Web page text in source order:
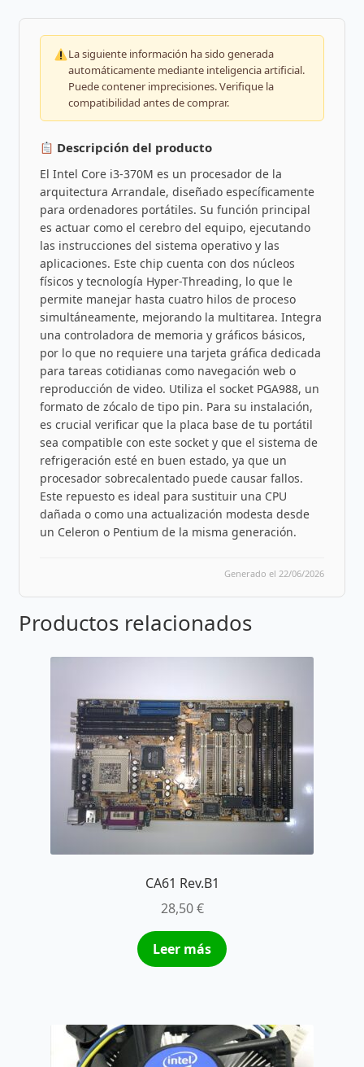
La siguiente información ha sido generada
automáticamente mediante inteligencia artificial.
Puede contener imprecisiones. Verifique la
compatibilidad antes de comprar.
Descripción del producto
El Intel Core i3-370M es un procesador de la
arquitectura Arrandale, diseñado específicamente
para ordenadores portátiles. Su función principal
es actuar como el cerebro del equipo, ejecutando
las instrucciones del sistema operativo y las
aplicaciones. Este chip cuenta con dos núcleos
físicos y tecnología Hyper-Threading, lo que le
permite manejar hasta cuatro hilos de proceso
simultáneamente, mejorando la multitarea. Integra
una controladora de memoria y gráficos básicos,
por lo que no requiere una tarjeta gráfica dedicada
para tareas cotidianas como navegación web o
reproducción de video. Utiliza el socket PGA988, un
formato de zócalo de tipo pin. Para su instalación,
es crucial verificar que la placa base de tu portátil
sea compatible con este socket y que el sistema de
refrigeración esté en buen estado, ya que un
procesador sobrecalentado puede causar fallos.
Este repuesto es ideal para sustituir una CPU
dañada o como una actualización modesta desde
un Celeron o Pentium de la misma generación.
Generado el 22/06/2026
Productos relacionados
CA61 Rev.B1
28,50€
Leer más